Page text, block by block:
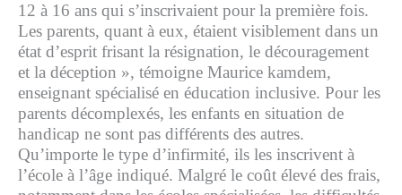
12 à 16 ans qui s’inscrivaient pour la première fois.
Les parents, quant à eux, étaient visiblement dans un
état d’esprit frisant la résignation, le découragement
et la déception », témoigne Maurice kamdem,
enseignant spécialisé en éducation inclusive. Pour les
parents décomplexés, les enfants en situation de
handicap ne sont pas différents des autres.
Qu’importe le type d’infirmité, ils les inscrivent à
l’école à l’âge indiqué. Malgré le coût élevé des frais,